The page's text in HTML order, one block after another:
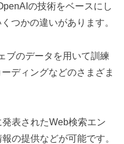
の技術をベースにし
つかの違いがあります。
ブのデータを用いて訓練
ディングなどのさまざま
表されたWeb検索エン
の提供などが可能です。